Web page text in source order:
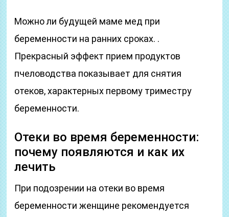
Можно ли будущей маме мед при
беременности на ранних сроках. .
Прекрасный эффект прием продуктов
пчеловодства показывает для снятия
отеков, характерных первому триместру
беременности.
Отеки во время беременности:
почему появляются и как их
лечить
При подозрении на отеки во время
беременности женщине рекомендуется